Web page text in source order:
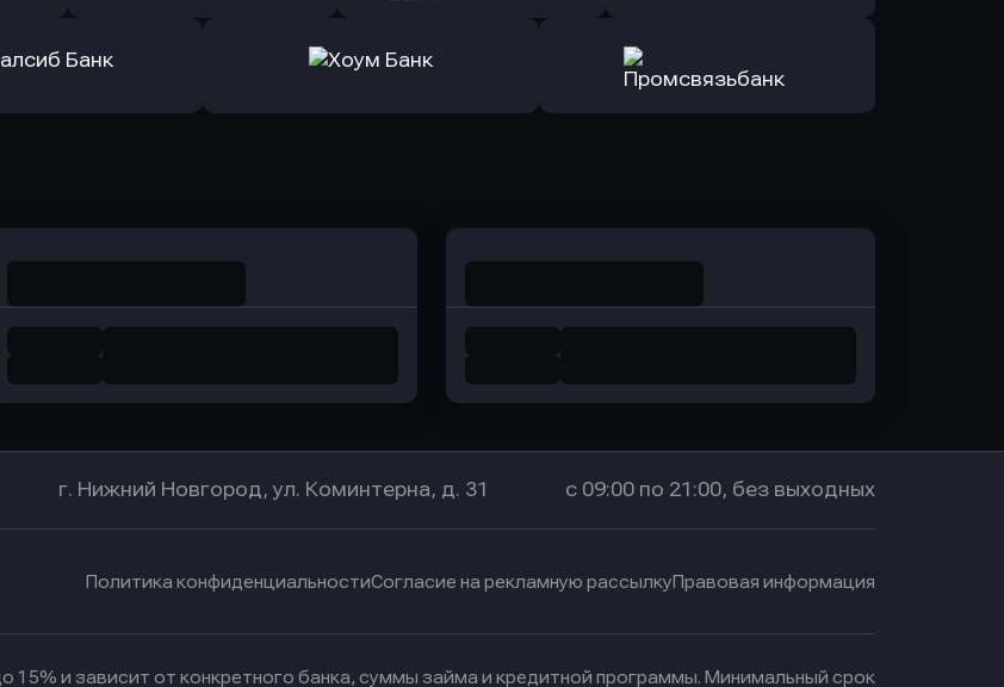
Оправить заявку
в Локо-Банк
г. Нижний Новгород, ул. Коминтерна, д. 31 с 09:00 по 21:00, без выходных
Политика конфиденциальностиСогласие на рекламную рассылкуПравовая информация
15% и зависит от конкретного банка, суммы займа и кредитной программы. Минимальный срок